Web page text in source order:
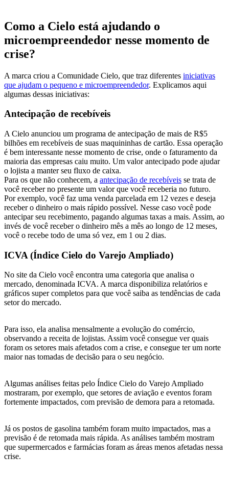
Como a Cielo está ajudando o
microempreendedor nesse momento de
crise?
A marca criou a Comunidade Cielo, que traz diferentes iniciativas
que ajudam o pequeno e microempreendedor. Explicamos aqui
algumas dessas iniciativas:
Antecipação de recebíveis
A Cielo anunciou um programa de antecipação de mais de R$5
bilhões em recebíveis de suas maquininhas de cartão. Essa operação
é bem interessante nesse momento de crise, onde o faturamento da
maioria das empresas caiu muito. Um valor antecipado pode ajudar
o lojista a manter seu fluxo de caixa.
Para os que não conhecem, a antecipação de recebíveis se trata de
você receber no presente um valor que você receberia no futuro.
Por exemplo, você faz uma venda parcelada em 12 vezes e deseja
receber o dinheiro o mais rápido possível. Nesse caso você pode
antecipar seu recebimento, pagando algumas taxas a mais. Assim, ao
invés de você receber o dinheiro mês a mês ao longo de 12 meses,
você o recebe todo de uma só vez, em 1 ou 2 dias.
ICVA (Índice Cielo do Varejo Ampliado)
No site da Cielo você encontra uma categoria que analisa o
mercado, denominada ICVA. A marca disponibiliza relatórios e
gráficos super completos para que você saiba as tendências de cada
setor do mercado.
Para isso, ela analisa mensalmente a evolução do comércio,
observando a receita de lojistas. Assim você consegue ver quais
foram os setores mais afetados com a crise, e consegue ter um norte
maior nas tomadas de decisão para o seu negócio.
Algumas análises feitas pelo Índice Cielo do Varejo Ampliado
mostraram, por exemplo, que setores de aviação e eventos foram
fortemente impactados, com previsão de demora para a retomada.
Já os postos de gasolina também foram muito impactados, mas a
previsão é de retomada mais rápida. As análises também mostram
que supermercados e farmácias foram as áreas menos afetadas nessa
crise.